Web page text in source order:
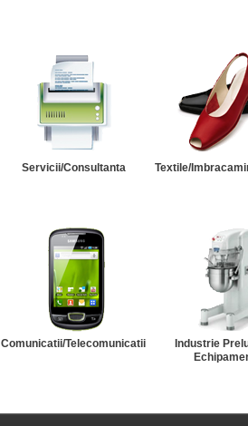
Servicii/Consultanta Textile/
Comunicatii/Telecomunicatii
Industrie